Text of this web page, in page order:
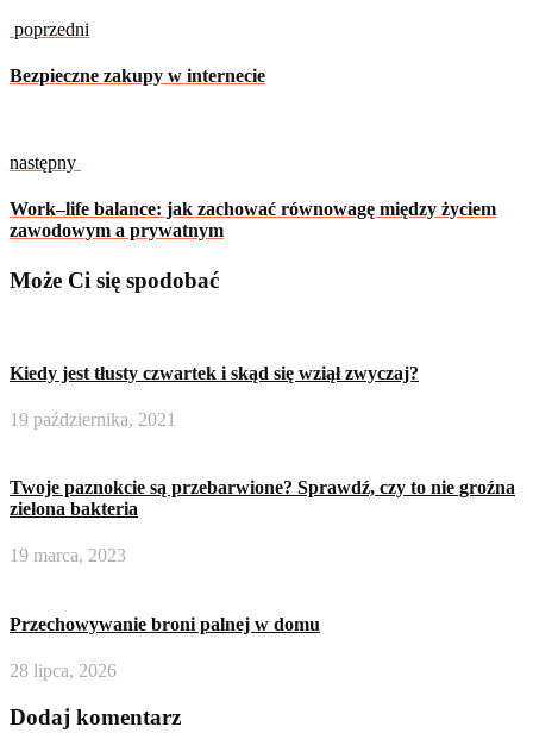
poprzedni
Bezpieczne zakupy w internecie
następny
Work–life balance: jak zachować równowagę między życiem
zawodowym a prywatnym
Może Ci się spodobać
Kiedy jest tłusty czwartek i skąd się wziął zwyczaj?
19 października, 2021
Twoje paznokcie są przebarwione? Sprawdź, czy to nie groźna
zielona bakteria
19 marca, 2023
Przechowywanie broni palnej w domu
28 lipca, 2026
Dodaj komentarz